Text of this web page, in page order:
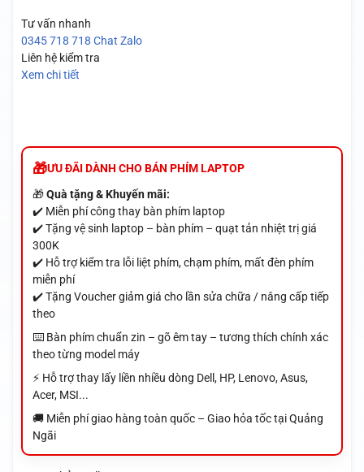
Tư vấn nhanh
0345 718 718 Chat Zalo
Liên hệ kiểm tra
Xem chi tiết
ƯU ĐÃI DÀNH CHO BÁN PHÍM LAPTOP
🎁Quà tặng & Khuyến mãi:
✔️ Miễn phí công thay bàn phím laptop
✔️ Tặng vệ sinh laptop – bàn phím – quạt tản nhiệt trị giá
300K
✔️ Hỗ trợ kiểm tra lỗi liệt phím, chạm phím, mất đèn phím
miễn phí
✔️ Tặng Voucher giảm giá cho lần sửa chữa / nâng cấp tiếp
theo
⌨️ Bàn phím chuẩn zin – gõ êm tay – tương thích chính xác
theo từng model máy
⚡ Hỗ trợ thay lấy liền nhiều dòng Dell, HP, Lenovo, Asus,
Acer, MSI...
🚚 Miễn phí giao hàng toàn quốc – Giao hỏa tốc tại Quảng
Ngãi